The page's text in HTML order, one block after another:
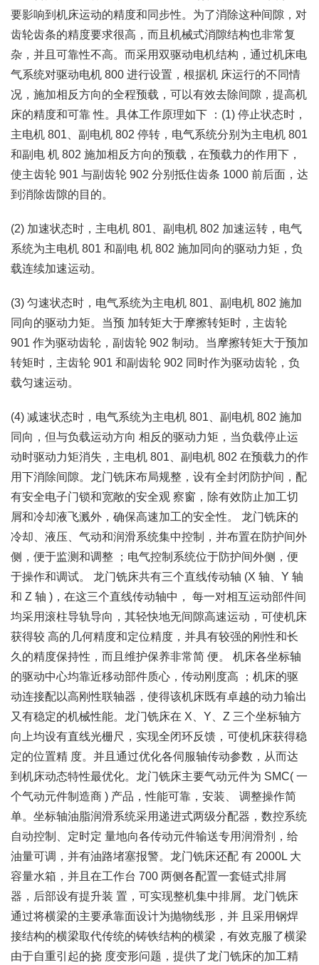
要影响到机床运动的精度和同步性。为了消除这种间隙，对
齿轮齿条的精度要求很高，而且机械式消隙结构也非常复
杂，并且可靠性不高。而采用双驱动电机结构，通过机床电
气系统对驱动电机 800 进行设置，根据机 床运行的不同情
况，施加相反方向的全程预载，可以有效去除间隙，提高机
床的精度和可靠 性。具体工作原理如下 ：(1) 停止状态时，
主电机 801、副电机 802 停转，电气系统分别为主电机 801
和副电 机 802 施加相反方向的预载，在预载力的作用下，
使主齿轮 901 与副齿轮 902 分别抵住齿条 1000 前后面，达
到消除齿隙的目的。
(2) 加速状态时，主电机 801、副电机 802 加速运转，电气
系统为主电机 801 和副电 机 802 施加同向的驱动力矩，负
载连续加速运动。
(3) 匀速状态时，电气系统为主电机 801、副电机 802 施加
同向的驱动力矩。当预 加转矩大于摩擦转矩时，主齿轮
901 作为驱动齿轮，副齿轮 902 制动。当摩擦转矩大于预加
转矩时，主齿轮 901 和副齿轮 902 同时作为驱动齿轮，负
载匀速运动。
(4) 减速状态时，电气系统为主电机 801、副电机 802 施加
同向，但与负载运动方向 相反的驱动力矩，当负载停止运
动时驱动力矩消失，主电机 801、副电机 802 在预载力的作
用下消除间隙。龙门铣床布局规整，设有全封闭防护间，配
有安全电子门锁和宽敞的安全观 察窗，除有效防止加工切
屑和冷却液飞溅外，确保高速加工的安全性。 龙门铣床的
冷却、液压、气动和润滑系统集中控制，并布置在防护间外
侧，便于监测和调整 ；电气控制系统位于防护间外侧，便
于操作和调试。 龙门铣床共有三个直线传动轴 (X 轴、Y 轴
和 Z 轴 )，在这三个直线传动轴中， 每一对相互运动部件间
均采用滚柱导轨导向，其轻快地无间隙高速运动，可使机床
获得较 高的几何精度和定位精度，并具有较强的刚性和长
久的精度保持性，而且维护保养非常简 便。 机床各坐标轴
的驱动中心均靠近移动部件质心，传动刚度高 ；机床的驱
动连接配以高刚性联轴器，使得该机床既有卓越的动力输出
又有稳定的机械性能。龙门铣床在 X、Y、Z 三个坐标轴方
向上均设有直线光栅尺，实现全闭环反馈，可使机床获得稳
定的位置精 度。并且通过优化各伺服轴传动参数，从而达
到机床动态特性最优化。龙门铣床主要气动元件为 SMC( 一
个气动元件制造商 ) 产品，性能可靠，安装、 调整操作简
单。坐标轴油脂润滑系统采用递进式两级分配器，数控系统
自动控制、定时定 量地向各传动元件输送专用润滑剂，给
油量可调，并有油路堵塞报警。龙门铣床还配 有 2000L 大
容量水箱，并且在工作台 700 两侧各配置一套链式排屑
器，后部设有提升装 置，可实现整机集中排屑。龙门铣床
通过将横梁的主要承靠面设计为抛物线形，并 且采用钢焊
接结构的横梁取代传统的铸铁结构的横梁，有效克服了横梁
由于自重引起的挠 度变形问题，提供了龙门铣床的加工精